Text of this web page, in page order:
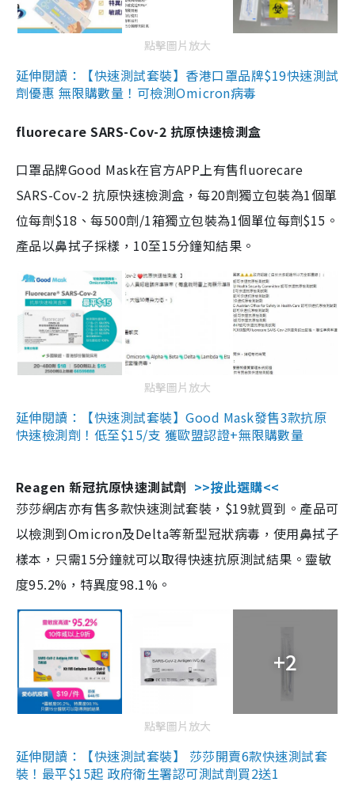
點擊圖片放大
延伸閱讀：【快速測試套裝】香港口罩品牌$19快速測試
劑優惠 無限購數量！可檢測Omicron病毒
fluorecare SARS-Cov-2 抗原快速檢測盒
口罩品牌Good Mask在官方APP上有售fluorecare
SARS-Cov-2 抗原快速檢測盒，每20劑獨立包裝為1個單
位每劑$18、每500劑/1箱獨立包裝為1個單位每劑$15。
產品以鼻拭子採樣，10至15分鐘知結果。
點擊圖片放大
延伸閱讀：【快速測試套裝】Good Mask發售3款抗原
快速檢測劑！低至$15/支 獲歐盟認證+無限購數量
Reagen 新冠抗原快速測試劑 >>按此選購<<
莎莎網店亦有售多款快速測試套裝，$19就買到。產品可
以檢測到Omicron及Delta等新型冠狀病毒，使用鼻拭子
樣本，只需15分鐘就可以取得快速抗原測試結果。靈敏
度95.2%，特異度98.1%。
+2
點擊圖片放大
延伸閱讀：【快速測試套裝】 莎莎開賣6款快速測試套
裝！最平$15起 政府衛生署認可測試劑買2送1